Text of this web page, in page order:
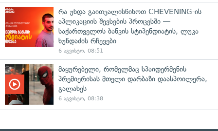
რა უნდა გაითვალისწინოთ CHEVENING-ის
აპლიკაციის შევსების პროცესში —
საქართველოს ბანკის სტიპენდიატის, ლუკა
ხუნდაძის რჩევები
6 აგვისტო, 08:51
მაყურებელი, რომელმაც სპაიდერმენის
პრემიერისას მთელი დარბაზი დაასპოილერა,
გალახეს
6 აგვისტო, 08:38